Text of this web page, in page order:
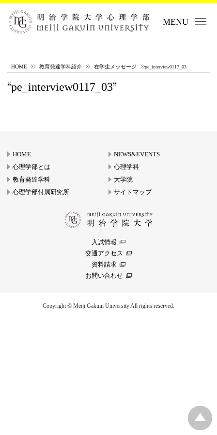
MENU
HOME 教育発達学科紹介 在学生メッセージ pe_interview0117_03
pe_interview0117_03
HOME
NEWS&EVENTS
心理学部とは
心理学科
教育発達学科
大学院
心理学部付属研究所
サイトマップ
入試情報
交通アクセス
資料請求
お問い合わせ
Copyright © Meiji Gakuin University All rights reserved.